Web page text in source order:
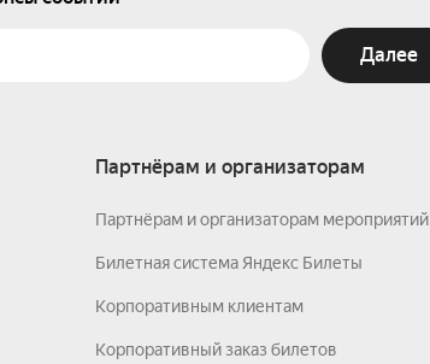
Далее
Партнёрам и организаторам
Партнёрам и организаторам мероприятий
Билетная система Яндекс Билеты
Корпоративным клиентам
Корпоративный заказ билетов